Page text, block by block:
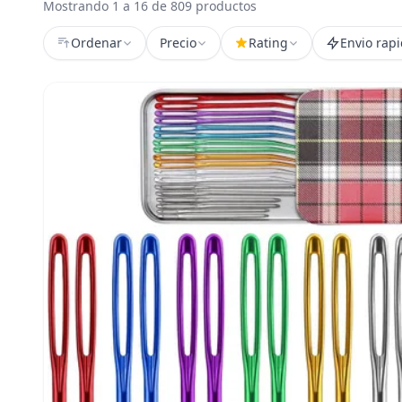
Mostrando 1 a 16 de 809 productos
Ordenar Precio Rating Envio